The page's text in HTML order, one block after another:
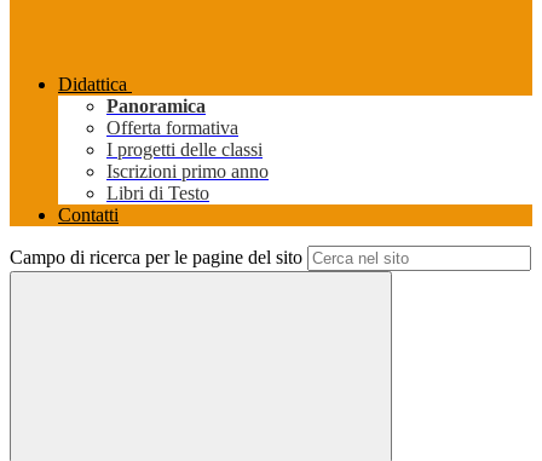
Didattica
Panoramica
Offerta formativa
I progetti delle classi
Iscrizioni primo anno
Libri di Testo
Contatti
Campo di ricerca per le pagine del sito